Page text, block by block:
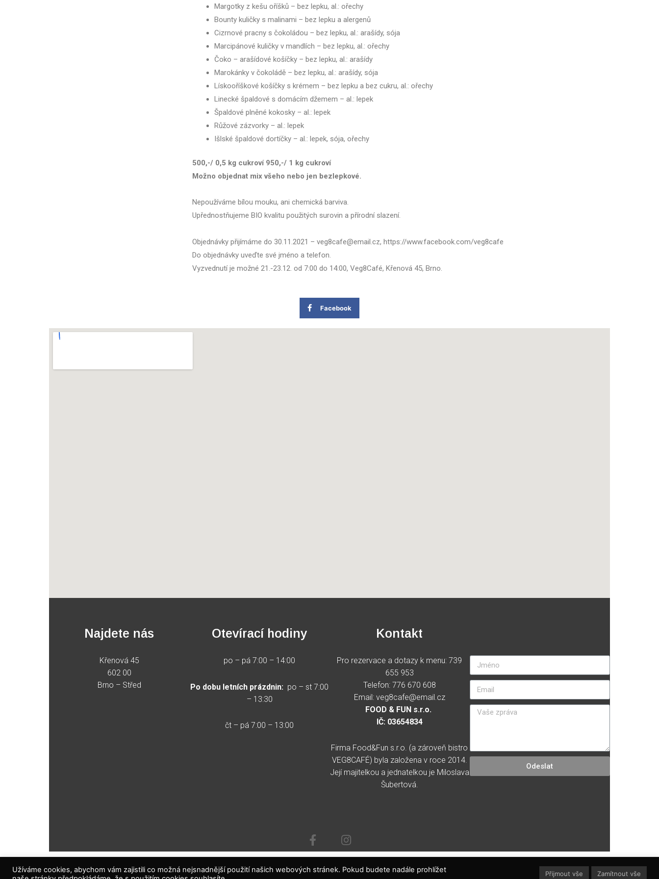
Margotky z kešu oříšků – bez lepku, al.: ořechy
Bounty kuličky s malinami – bez lepku a alergenů
Cizrnové pracny s čokoládou – bez lepku, al.: arašídy, sója
Marcipánové kuličky v mandlích – bez lepku, al.: ořechy
Čoko – arašídové košíčky – bez lepku, al.: arašídy
Marokánky v čokoládě – bez lepku, al.: arašídy, sója
Lískooříškové košíčky s krémem – bez lepku a bez cukru, al.: ořechy
Linecké špaldové s domácím džemem – al.: lepek
Špaldové plněné kokosky – al.: lepek
Růžové zázvorky – al.: lepek
Išlské špaldové dortíčky – al.: lepek, sója, ořechy
500,-/ 0,5 kg cukroví 950,-/ 1 kg cukroví
Možno objednat mix všeho nebo jen bezlepkové.
Nepoužíváme bílou mouku, ani chemická barviva.
Upřednostňujeme BIO kvalitu použitých surovin a přírodní slazení.
Objednávky přijímáme do 30.11.2021 – veg8cafe@email.cz, https://www.facebook.com/veg8cafe
Do objednávky uveďte své jméno a telefon.
Vyzvednutí je možné 21.-23.12. od 7:00 do 14:00, Veg8Café, Křenová 45, Brno.
Facebook
Najdete nás
Křenová 45
602 00
Brno – Střed
Otevírací hodiny
po – pá 7:00 – 14:00
Po dobu letních prázdnin: po – st 7:00
– 13:30
čt – pá 7:00 – 13:00
Kontakt
Pro rezervace a dotazy k menu: 739
655 953
Telefon: 776 670 608
Email: veg8cafe@email.cz
FOOD & FUN s.r.o.
IČ: 03654834
Firma Food&Fun s.r.o. (a zároveň bistro
VEG8CAFÉ) byla založena v roce 2014.
Její majitelkou a jednatelkou je Miloslava
Šubertová.
Odeslat
Užíváme cookies, abychom vám zajistili co možná nejsnadnější použití našich webových stránek. Pokud budete nadále prohlížet
Přijmout vše Zamítnout vše